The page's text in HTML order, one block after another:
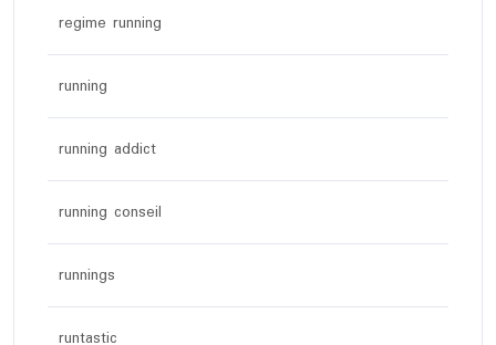
regime running
running
running addict
running conseil
runnings
runtastic